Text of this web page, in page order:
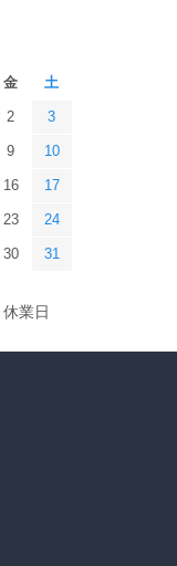
金 土
2 3
9 10
16 17
23 24
30 31
休業日